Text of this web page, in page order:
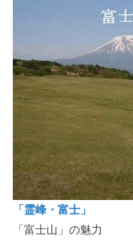
「霊峰・富士」
「富士山」の魅力